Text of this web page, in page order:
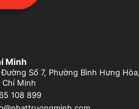
Minh
Số 7, Phường Bình Hưng
Chí Minh
108 899